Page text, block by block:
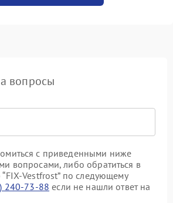
вопросы
с приведенными ниже
вопросами, либо обратиться в
Vestfrost” по следующему
240-73-88 если не нашли ответ на